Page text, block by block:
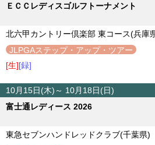
ＥＣＣレディスゴルフトーナメント
北六甲カントリー倶楽部 東コース(兵庫
JLPGAステップ・アップ・ツアー
[生][録]
10月15日(木)～ 10月18日(日)
富士通レディース 2026
東急セブンハンドレッドクラブ(千葉県)